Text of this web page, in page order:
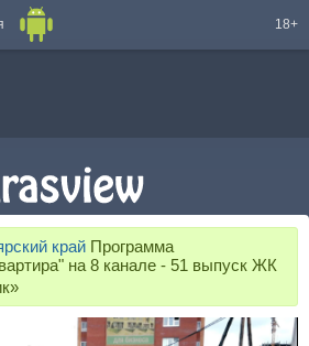
18+
край Программа
на 8 канале - 51 выпуск ЖК